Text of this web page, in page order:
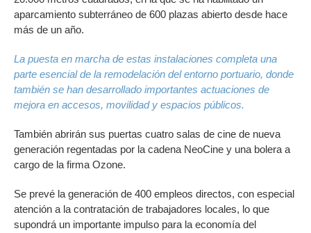
aparcamiento subterráneo de 600 plazas abierto desde hace
más de un año.
La puesta en marcha de estas instalaciones completa una
parte esencial de la remodelación del entorno portuario, donde
también se han desarrollado importantes actuaciones de
mejora en accesos, movilidad y espacios públicos.
También abrirán sus puertas cuatro salas de cine de nueva
generación regentadas por la cadena NeoCine y una bolera a
cargo de la firma Ozone.
Se prevé la generación de 400 empleos directos, con especial
atención a la contratación de trabajadores locales, lo que
supondrá un importante impulso para la economía del